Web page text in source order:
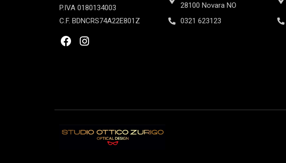
P.IVA 0180134003
C.F. BDNCRS74A22E801Z
28100 Novara NO
0321 623123